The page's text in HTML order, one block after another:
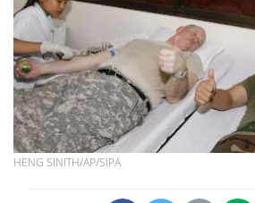
HENG SINITH/AP/SIPA